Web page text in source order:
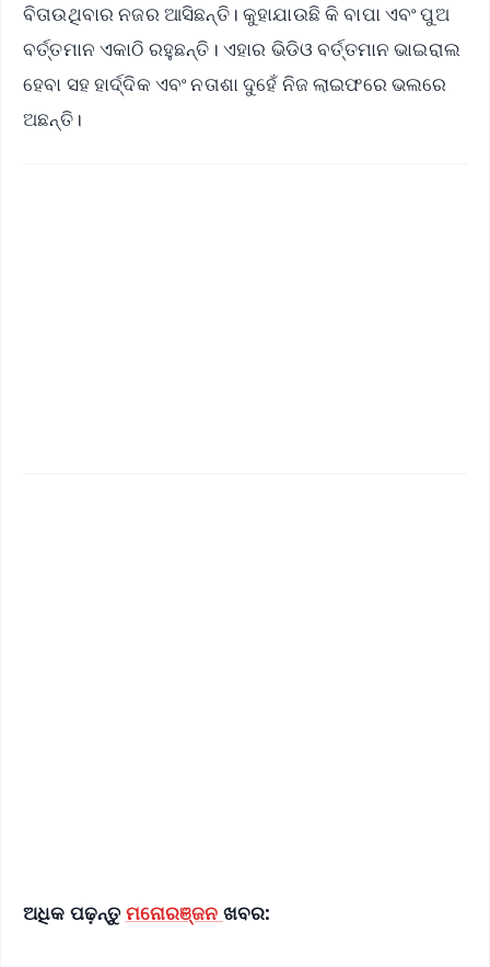
ବିତାଉଥିବାର ନଜର ଆସିଛନ୍ତି। କୁହାଯାଉଛି କି ବାପା ଏବଂ ପୁଅ
ବର୍ତ୍ତମାନ ଏକାଠି ରହୁଛନ୍ତି। ଏହାର ଭିଡିଓ ବର୍ତ୍ତମାନ ଭାଇରାଲ
ହେବା ସହ ହାର୍ଦ୍ଦିକ ଏବଂ ନତାଶା ଦୁହେଁ ନିଜ ଲାଇଫରେ ଭଲରେ
ଅଛନ୍ତି।
ଅଧିକ ପଢ଼ନ୍ତୁ ମନୋରଞ୍ଜନ ଖବର: